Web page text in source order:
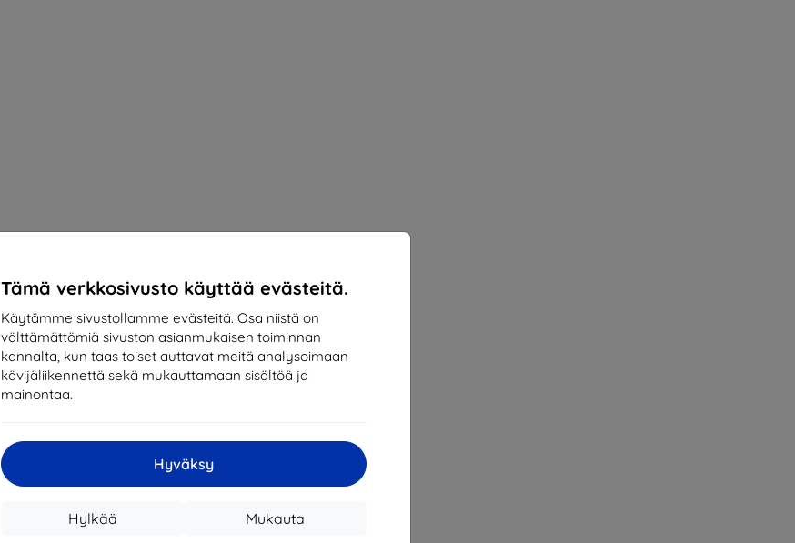
Tämä verkkosivusto käyttää evästeitä.
Käytämme sivustollamme evästeitä. Osa niistä on
välttämättömiä sivuston asianmukaisen toiminnan
kannalta, kun taas toiset auttavat meitä analysoimaan
kävijäliikennettä sekä mukauttamaan sisältöä ja
mainontaa.
Hyväksy
Mukauta
Hylkää